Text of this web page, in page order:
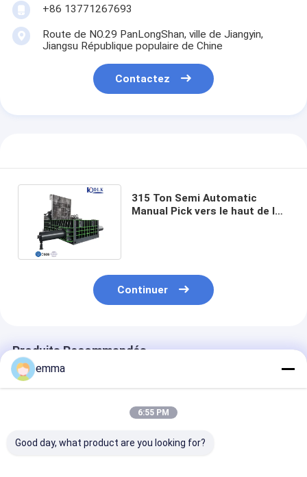
+86 13771267693
Route de NO.29 PanLongShan, ville de Jiangyin,
Jiangsu République populaire de Chine
Contactez
315 Ton Semi Automatic
Manual Pick vers le haut de la
Continuer
Produits Recommandés
emma
6:55 PM
Good day, what product are you looking for?